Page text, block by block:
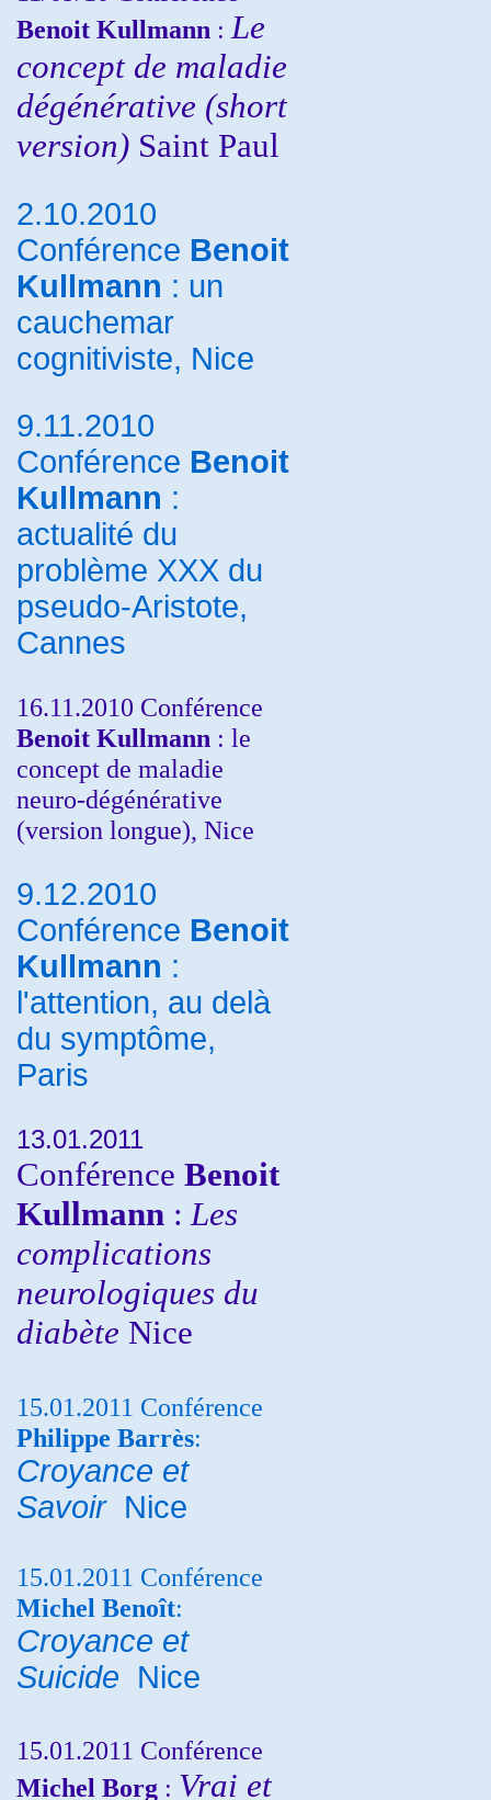
Benoit Kullmann : Le
concept de maladie
dégénérative (short
version) Saint Paul
2.10.2010
Conférence Benoit
Kullmann : un
cauchemar
cognitiviste, Nice
9.11.2010
Conférence Benoit
Kullmann :
actualité du
problème XXX du
pseudo-Aristote,
Cannes
16.11.2010 Conférence
Benoit Kullmann : le
concept de maladie
neuro-dégénérative
(version longue), Nice
9.12.2010
Conférence Benoit
Kullmann :
l'attention, au delà
du symptôme,
Paris
13.01.2011
Conférence Benoit
Kullmann : Les
complications
neurologiques du
diabète Nice
15.01.2011 Conférence
Philippe Barrès:
Croyance et
Savoir Nice
15.01.2011 Conférence
Michel Benoît:
Croyance et
Suicide Nice
15.01.2011 Conférence
Michel Borg : Vrai et